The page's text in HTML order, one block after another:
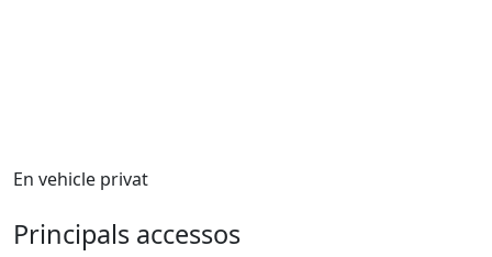
En vehicle privat
Principals accessos